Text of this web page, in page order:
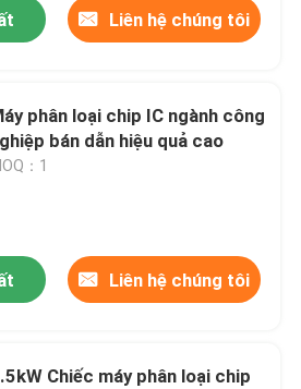
Liên hệ chúng tôi
phân loại chip IC ngành công
bán dẫn hiệu quả cao
：1
Liên hệ chúng tôi
Chiếc máy phân loại chip